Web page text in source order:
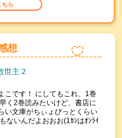
ちら
想
世主２
こです！ にしてもこれ、1巻
く2巻読みたいけど、書店に
い文庫がちぃょびっとくらい
ないんだよおおお(1ｶﾝはｵﾝﾗｲ